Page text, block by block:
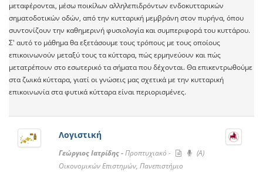
μεταφέρονται, μέσω ποικίλων αλληλεπιδρόντων ενδοκυτταρικών
σηματοδοτικών οδών, από την κυτταρική μεμβράνη στον πυρήνα, όπου
συντονίζουν την καθημερινή φυσιολογία και συμπεριφορά του κυττάρου.
Σ' αυτό το μάθημα θα εξετάσουμε τους τρόπους με τους οποίους
επικοινωνούν μεταξύ τους τα κύτταρα, πώς ερμηνεύουν και πώς
μετατρέπουν στο εσωτερικό τα σήματα που δέχονται. Θα επικεντρωθούμε
στα ζωικά κύτταρα, γιατί οι γνώσεις μας σχετικά με την κυτταρική
επικοινωνία στα φυτικά κύτταρα είναι περιορισμένες.
Λογιστική
Γεώργιος Ιατρίδης -Προπτυχιακό -
(A)
Οικονομικών Επιστημών, Πανεπιστήμιο